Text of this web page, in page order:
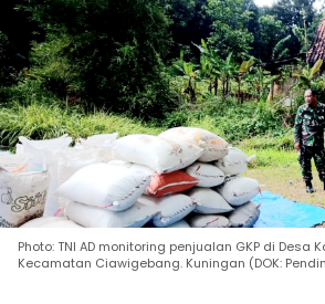
Photo: TNI AD monitoring penjualan GKP di Desa
Kecamatan Ciawigebang. Kuningan (DOK: